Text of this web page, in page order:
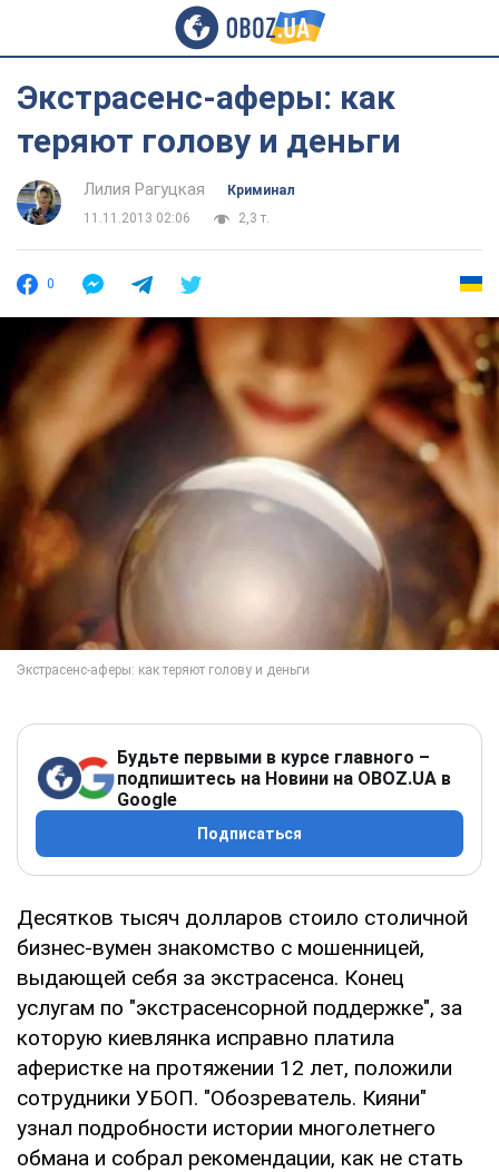
Экстрасенс-аферы: как
теряют голову и деньги
Лилия Рагуцкая
Криминал
11.11.2013 02:06
2,3 т.
0
Будьте первыми в курсе главного –
подпишитесь на Новини на OBOZ.UA в
Google
Подписаться
Десятков тысяч долларов стоило столичной
бизнес-вумен знакомство с мошенницей,
выдающей себя за экстрасенса. Конец
услугам по "экстрасенсорной поддержке", за
которую киевлянка исправно платила
аферистке на протяжении 12 лет, положили
сотрудники УБОП. "Обозреватель. Кияни"
узнал подробности истории многолетнего
обмана и собрал рекомендации, как не стать